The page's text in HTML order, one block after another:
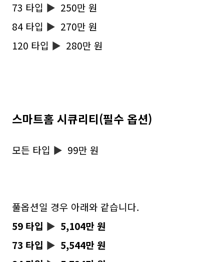
73 타입 ▶ 250만 원
84 타입 ▶ 270만 원
120 타입 ▶ 280만 원
스마트홈 시큐리티(필수 옵션)
모든 타입 ▶ 99만 원
풀옵션일 경우 아래와 같습니다.
59 타입 ▶ 5,104만 원
73 타입 ▶ 5,544만 원